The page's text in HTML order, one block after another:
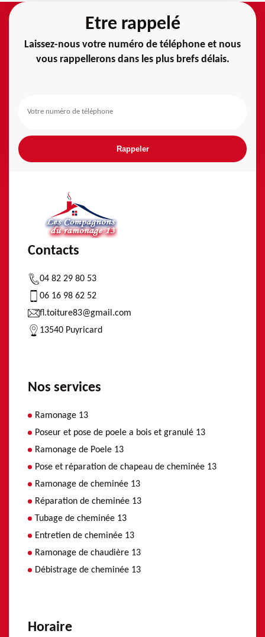
Etre rappelé
Laissez-nous votre numéro de téléphone et nous
vous rappellerons dans les plus brefs délais.
Contacts
04 82 29 80 53
06 16 98 62 52
fl.toiture83@gmail.com
13540 Puyricard
Nos services
Ramonage 13
Poseur et pose de poele a bois et granulé 13
Ramonage de Poele 13
Pose et réparation de chapeau de cheminée 13
Ramonage de cheminée 13
Réparation de cheminée 13
Tubage de cheminée 13
Entretien de cheminée 13
Ramonage de chaudière 13
Débistrage de cheminée 13
Horaire